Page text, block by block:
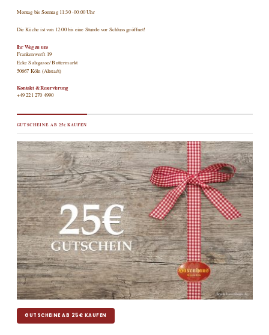
Montag bis Sonntag 11:30 -00:00 Uhr
Die Küche ist von 12:00 bis eine Stunde vor Schluss geöffnet!
Ihr Weg zu uns
Frankenwerft 19
Ecke Salzgasse/ Buttermarkt
50667 Köln (Altstadt)
Kontakt & Reservierung
+49 221 270 4990
GUTSCHEINE AB 25€ KAUFEN
GUTSCHEINE AB 25€ KAUFEN